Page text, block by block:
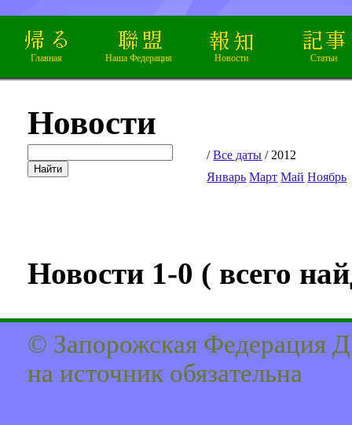
Главная Наша Федерация Новости Статьи
Новости
/Все даты / 2012
Январь Март Май Ноябрь
Новости 1-0 ( всего
© Запорожская Федерация
на источник обязaтельна